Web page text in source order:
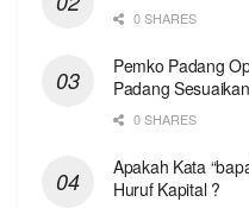
0 SHARES
Pemko Padang
Padang
0 SHARES
Apakah Kata
Huruf Kapital ?